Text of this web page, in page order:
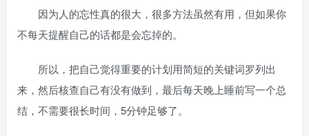
因为人的忘性真的很大，很多方法虽然有用，但如果你
不每天提醒自己的话都是会忘掉的。
所以，把自己觉得重要的计划用简短的关键词罗列出
来，然后核查自己有没有做到，最后每天晚上睡前写一个总
结，不需要很长时间，5分钟足够了。